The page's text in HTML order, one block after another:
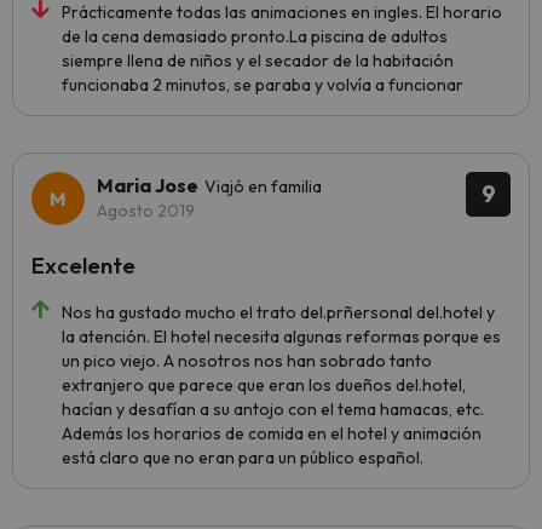
Prácticamente todas las animaciones en ingles. El horario
de la cena demasiado pronto.La piscina de adultos
siempre llena de niños y el secador de la habitación
funcionaba 2 minutos, se paraba y volvía a funcionar
9
Maria Jose Viajó en familia
Agosto 2019
Nos ha gustado mucho el trato del.prñersonal del.hotel y
la atención. El hotel necesita algunas reformas porque es
un pico viejo. A nosotros nos han sobrado tanto
extranjero que parece que eran los dueños del.hotel,
hacían y desafían a su antojo con el tema hamacas, etc.
Además los horarios de comida en el hotel y animación
está claro que no eran para un público español.
Excelente